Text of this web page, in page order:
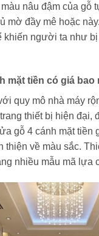
nâu đậm của gỗ
mờ đầy mê hoặc
khiến người ta như bị
mặt tiền có giá bao
quy mô nhà máy
thiết bị hiện đại,
gỗ 4 cánh mặt tiền
thiện về màu sắc.
nhiều mẫu mã lựa